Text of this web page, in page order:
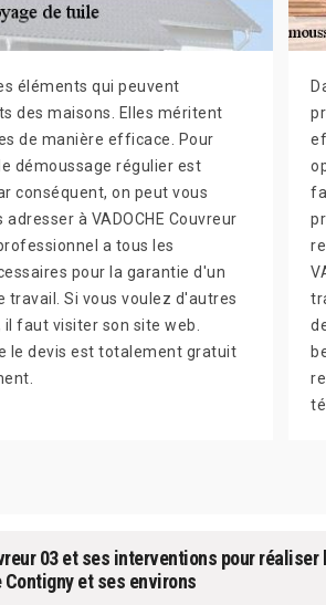
éléments qui peuvent
des maisons. Elles méritent
de manière efficace. Pour
démoussage régulier est
conséquent, on peut vous
à VADOCHE Couvreur
a tous les
pour la garantie d'un
travail. Si vous voulez d'autres
faut visiter son site web.
le devis est totalement gratuit
03 et ses interventions pour
et ses environs